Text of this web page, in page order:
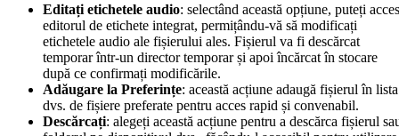
Editați etichetele audio: selectând această opțiune, puteți
editorul de etichete integrat, permițându-vă să modificați
etichetele audio ale fișierului ales. Fișierul va fi descărcat
temporar într-un director temporar și apoi încărcat în stocare
după ce confirmați modificările.
Adăugare la Preferințe: această acțiune adaugă fișierul în lista
dvs. de fișiere preferate pentru acces rapid și convenabil.
Descărcați: alegeți această acțiune pentru a descărca fișierul